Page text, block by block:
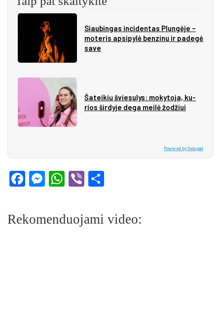
Siau­bin­gas in­ci­den­tas Plun­gė­je –
mo­te­ris ap­si­py­lė ben­zi­nu ir pa­de­gė
sa­ve
Ša­tei­kių švie­su­lys: mo­ky­to­ja, ku­
rios šir­dy­je de­ga mei­lė žo­džiui
Powered by Setupad
Facebook
Messenger
WhatsApp
Viber
Rekomenduojami video: